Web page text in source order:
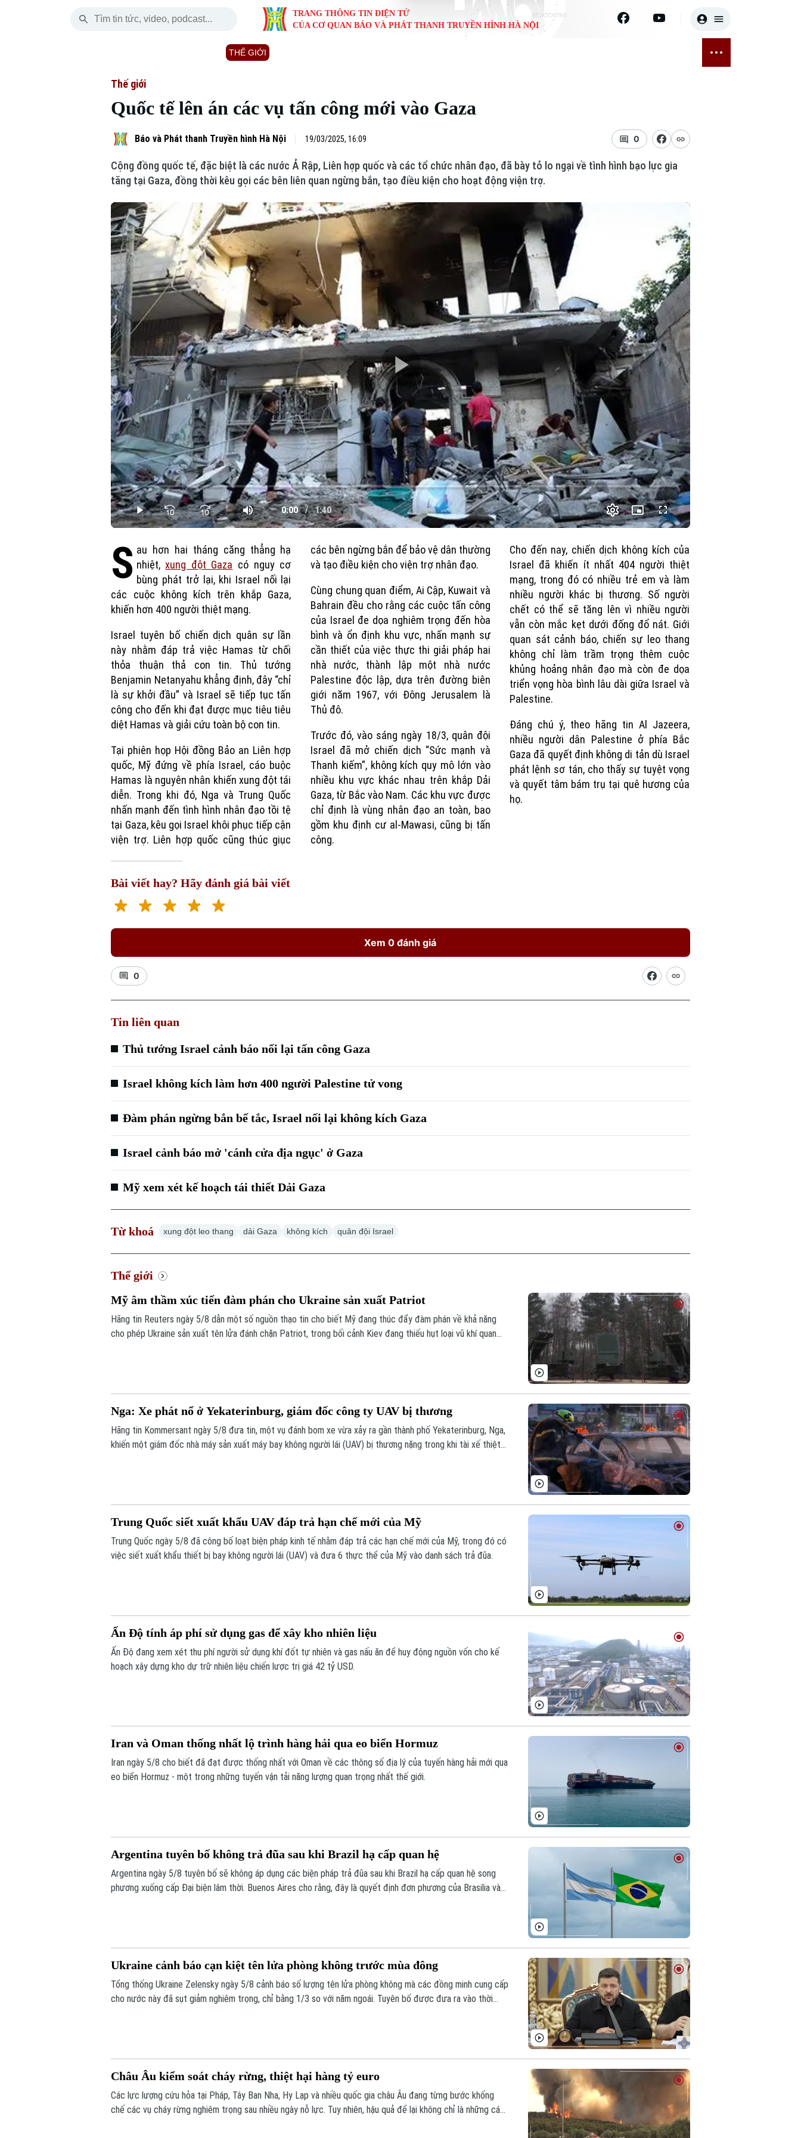
TRANG THÔNG TIN ĐIỆN TỬ
CỦA CƠ QUAN BÁO VÀ PHÁT THANH TRUYỀN HÌNH HÀ NỘI
Chính trị
Xã hội
An ninh trật tự
Người Hà Nội
Khoảnh khắc Hà Nội
Ẩm thực
THẾ GIỚI
Quân sự
Hồ sơ
Người Việt 4 phương
Cafe sáng
Tài chính Ngân hàng
Doanh nghiệp
Đầu tư
Căn hộ
Đất đai
Tàu
Xe máy
Thị trường
Tuyển sinh Làng nghề
Điện ảnh
Thời trang
Thế giới
Quốc tế lên án các vụ tấn công mới vào Gaza
Báo và Phát thanh Truyền hình Hà Nội 19/03/2025, 16:09 0
Cộng đồng quốc tế, đặc biệt là các nước Ả Rập, Liên hợp quốc và các tổ chức nhân đạo, đã bày tỏ lo ngại về tình hình bạo lực gia
tăng tại Gaza, đồng thời kêu gọi các bên liên quan ngừng bắn, tạo điều kiện cho hoạt động viện trợ.
Play
Video
Loaded:
0.00%
Play Mute
Current
Time
0:00
/
Duration
1:40
Picture-
in-
Fullscreen
Skip Ad
S au hơn hai tháng căng thẳng hạ
nhiệt,xung đột Gaza có nguy cơ
bùng phát trở lại, khi Israel nối lại
các cuộc không kích trên khắp Gaza,
khiến hơn 400 người thiệt mạng.
Israel tuyên bố chiến dịch quân sự lần
này nhằm đáp trả việc Hamas từ chối
thỏa thuận thả con tin. Thủ tướng
Benjamin Netanyahu khẳng định, đây “chỉ
là sự khởi đầu” và Israel sẽ tiếp tục tấn
công cho đến khi đạt được mục tiêu tiêu
diệt Hamas và giải cứu toàn bộ con tin.
Tại phiên họp Hội đồng Bảo an Liên hợp
quốc, Mỹ đứng về phía Israel, cáo buộc
Hamas là nguyên nhân khiến xung đột tái
diễn. Trong khi đó, Nga và Trung Quốc
nhấn mạnh đến tình hình nhân đạo tồi tệ
tại Gaza, kêu gọi Israel khôi phục tiếp cận
viện trợ. Liên hợp quốc cũng thúc giục
các bên ngừng bắn để bảo vệ dân thường
và tạo điều kiện cho viện trợ nhân đạo.
Cùng chung quan điểm, Ai Cập, Kuwait và
Bahrain đều cho rằng các cuộc tấn công
của Israel đe dọa nghiêm trọng đến hòa
bình và ổn định khu vực, nhấn mạnh sự
cần thiết của việc thực thi giải pháp hai
nhà nước, thành lập một nhà nước
Palestine độc lập, dựa trên đường biên
giới năm 1967, với Đông Jerusalem là
Thủ đô.
Trước đó, vào sáng ngày 18/3, quân đội
Israel đã mở chiến dịch “Sức mạnh và
Thanh kiếm”, không kích quy mô lớn vào
nhiều khu vực khác nhau trên khắp Dải
Gaza, từ Bắc vào Nam. Các khu vực được
chỉ định là vùng nhân đạo an toàn, bao
gồm khu định cư al-Mawasi, cũng bị tấn
công.
Cho đến nay, chiến dịch không kích của
Israel đã khiến ít nhất 404 người thiệt
mạng, trong đó có nhiều trẻ em và làm
nhiều người khác bị thương. Số người
chết có thể sẽ tăng lên vì nhiều người
vẫn còn mắc kẹt dưới đống đổ nát. Giới
quan sát cảnh báo, chiến sự leo thang
không chỉ làm trầm trọng thêm cuộc
khủng hoảng nhân đạo mà còn đe dọa
triển vọng hòa bình lâu dài giữa Israel và
Palestine.
Đáng chú ý, theo hãng tin Al Jazeera,
nhiều người dân Palestine ở phía Bắc
Gaza đã quyết định không di tản dù Israel
phát lệnh sơ tán, cho thấy sự tuyệt vọng
và quyết tâm bám trụ tại quê hương của
họ.
Bài viết hay? Hãy đánh giá bài viết
Xem 0 đánh giá
0
Tin liên quan
Thủ tướng Israel cảnh báo nối lại tấn công Gaza
Israel không kích làm hơn 400 người Palestine tử vong
Đàm phán ngừng bắn bế tắc, Israel nối lại không kích Gaza
Israel cảnh báo mở 'cánh cửa địa ngục' ở Gaza
Mỹ xem xét kế hoạch tái thiết Dải Gaza
Từ khoá xung đột leo thang dải Gaza không kích quân đội Israel
Thế giới
Mỹ âm thầm xúc tiến đàm phán cho Ukraine sản xuất Patriot
Hãng tin Reuters ngày 5/8 dẫn một số nguồn thạo tin cho biết Mỹ đang thúc đẩy đàm phán về khả năng
cho phép Ukraine sản xuất tên lửa đánh chặn Patriot, trong bối cảnh Kiev đang thiếu hụt loại vũ khí quan
Nga: Xe phát nổ ở Yekaterinburg, giám đốc công ty UAV bị thương
Hãng tin Kommersant ngày 5/8 đưa tin, một vụ đánh bom xe vừa xảy ra gần thành phố Yekaterinburg, Nga,
khiến một giám đốc nhà máy sản xuất máy bay không người lái (UAV) bị thương nặng trong khi tài xế thiệt
Trung Quốc siết xuất khẩu UAV đáp trả hạn chế mới của Mỹ
Trung Quốc ngày 5/8 đã công bố loạt biện pháp kinh tế nhằm đáp trả các hạn chế mới của Mỹ, trong đó có
việc siết xuất khẩu thiết bị bay không người lái (UAV) và đưa 6 thực thể của Mỹ vào danh sách trả đũa.
Ấn Độ tính áp phí sử dụng gas để xây kho nhiên liệu
Ấn Độ đang xem xét thu phí người sử dụng khí đốt tự nhiên và gas nấu ăn để huy động nguồn vốn cho kế
hoạch xây dựng kho dự trữ nhiên liệu chiến lược trị giá 42 tỷ USD.
Iran và Oman thống nhất lộ trình hàng hải qua eo biển Hormuz
Iran ngày 5/8 cho biết đã đạt được thống nhất với Oman về các thông số địa lý của tuyến hàng hải mới qua
eo biển Hormuz - một trong những tuyến vận tải năng lượng quan trọng nhất thế giới.
Argentina tuyên bố không trả đũa sau khi Brazil hạ cấp quan hệ
Argentina ngày 5/8 tuyên bố sẽ không áp dụng các biện pháp trả đũa sau khi Brazil hạ cấp quan hệ song
phương xuống cấp Đại biện lâm thời. Buenos Aires cho rằng, đây là quyết định đơn phương của Brasilia và
Ukraine cảnh báo cạn kiệt tên lửa phòng không trước mùa đông
Tổng thống Ukraine Zelensky ngày 5/8 cảnh báo số lượng tên lửa phòng không mà các đồng minh cung cấp
cho nước này đã sụt giảm nghiêm trọng, chỉ bằng 1/3 so với năm ngoái. Tuyên bố được đưa ra vào thời
Châu Âu kiểm soát cháy rừng, thiệt hại hàng tỷ euro
Các lực lượng cứu hỏa tại Pháp, Tây Ban Nha, Hy Lạp và nhiều quốc gia châu Âu đang từng bước khống
chế các vụ cháy rừng nghiêm trọng sau nhiều ngày nỗ lực. Tuy nhiên, hậu quả để lại không chỉ là những cánh